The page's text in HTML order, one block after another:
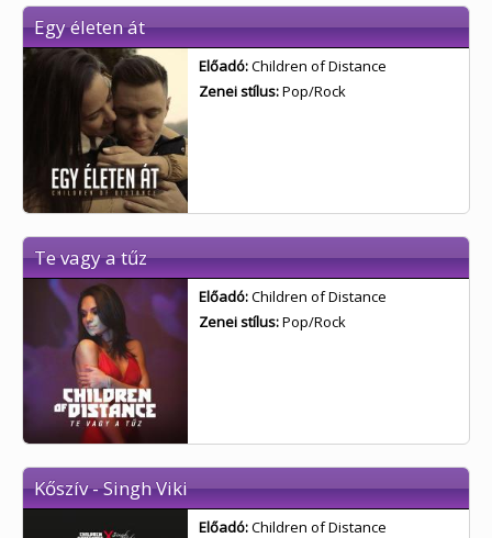
Egy életen át
Előadó:Children of Distance
Zenei stílus:Pop/Rock
Te vagy a tűz
Előadó:Children of Distance
Zenei stílus:Pop/Rock
Kőszív - Singh Viki
Előadó:Children of Distance